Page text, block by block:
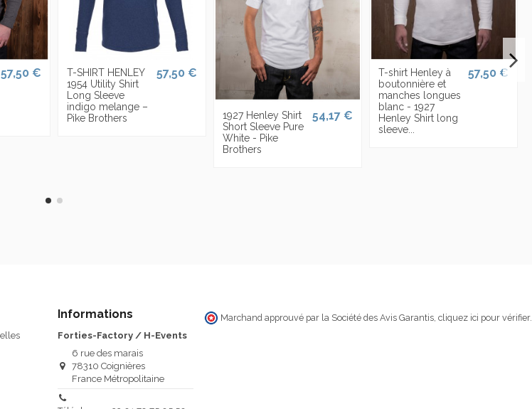
57,50 €
T-SHIRT HENLEY
1954 Utility Shirt
Long Sleeve
indigo melange –
Pike Brothers
57,50 €
1927 Henley Shirt
Short Sleeve Pure
White - Pike
Brothers
54,17 €
T-shirt Henley à
boutonnière et
manches longues
blanc - 1927
Henley Shirt long
sleeve...
57,50 €
Informations
Forties-Factory / H-Events
6 rue des marais
78310 Coignières
France Métropolitaine
Marchand approuvé par la Société des Avis Garantis, cliquez ici pour vérifier.